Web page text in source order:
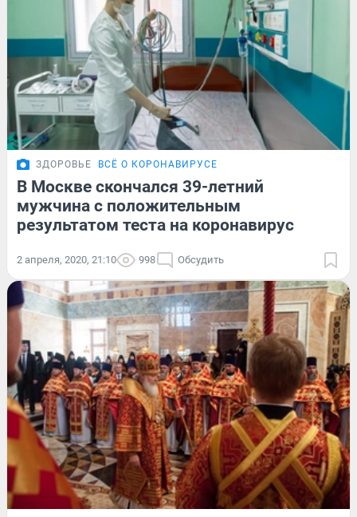
ЗДОРОВЬЕ ВСЁ О КОРОНАВИРУСЕ
В Москве скончался 39-летний
мужчина с положительным
результатом теста на коронавирус
2 апреля, 2020, 21:10 998 Обсудить